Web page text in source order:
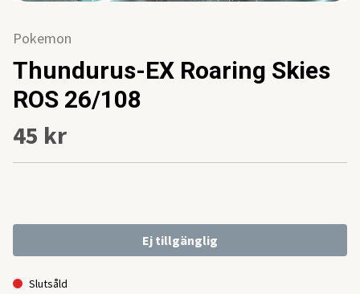
Pokemon
Thundurus-EX Roaring Skies
ROS 26/108
45 kr
Ej tillgänglig
Slutsåld